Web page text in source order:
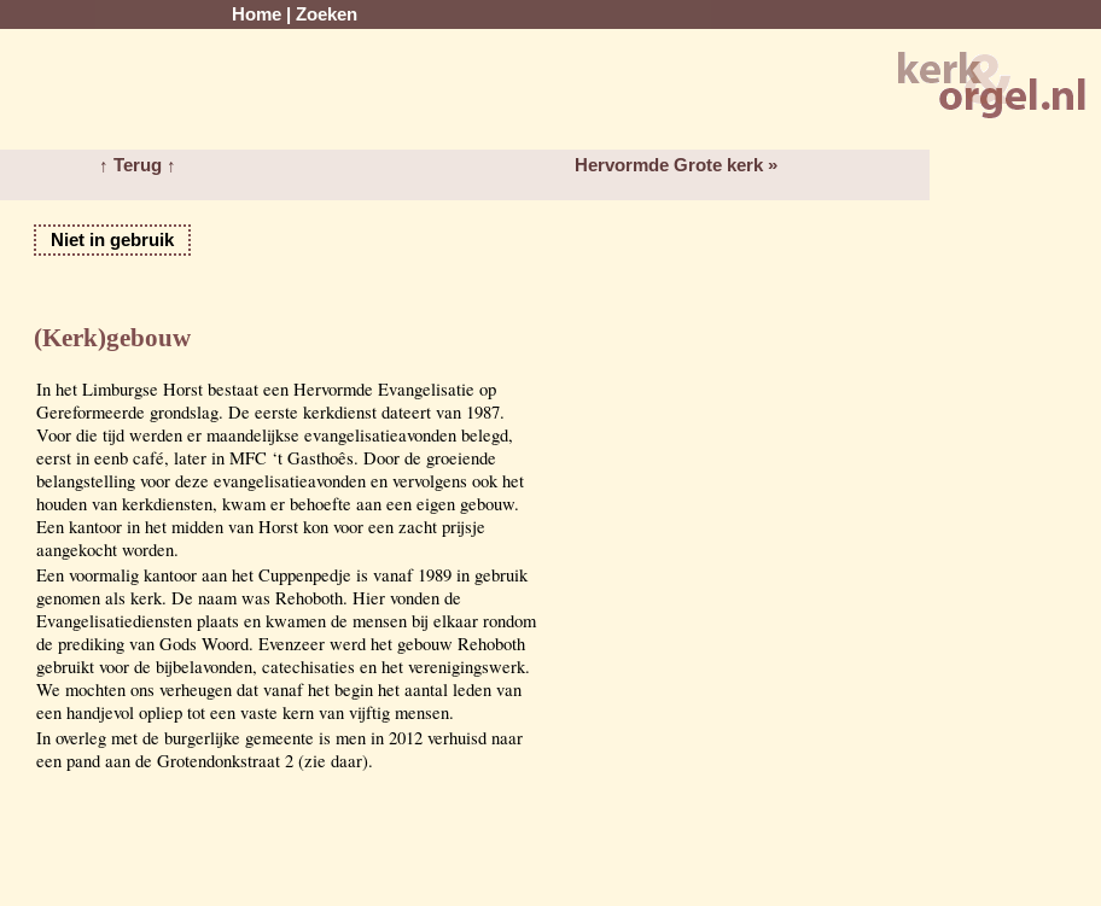
Home Zoeken
↑ Terug ↑ Hervormde Grote kerk »
Niet in gebruik
(Kerk)gebouw
In het Limburgse Horst bestaat een Hervormde Evangelisatie op
Gereformeerde grondslag. De eerste kerkdienst dateert van 1987.
Voor die tijd werden er maandelijkse evangelisatieavonden belegd,
eerst in eenb café, later in MFC ‘t Gasthoês. Door de groeiende
belangstelling voor deze evangelisatieavonden en vervolgens ook het
houden van kerkdiensten, kwam er behoefte aan een eigen gebouw.
Een kantoor in het midden van Horst kon voor een zacht prijsje
aangekocht worden.
Een voormalig kantoor aan het Cuppenpedje is vanaf 1989 in gebruik
genomen als kerk. De naam was Rehoboth. Hier vonden de
Evangelisatiediensten plaats en kwamen de mensen bij elkaar rondom
de prediking van Gods Woord. Evenzeer werd het gebouw Rehoboth
gebruikt voor de bijbelavonden, catechisaties en het verenigingswerk.
We mochten ons verheugen dat vanaf het begin het aantal leden van
een handjevol opliep tot een vaste kern van vijftig mensen.
In overleg met de burgerlijke gemeente is men in 2012 verhuisd naar
een pand aan de Grotendonkstraat 2 (zie daar).